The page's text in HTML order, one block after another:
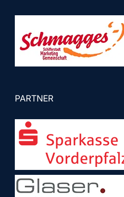
PARTNER